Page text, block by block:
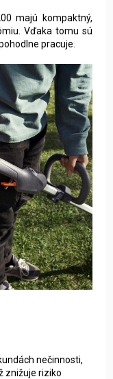
majú kompaktný,
Vďaka tomu sú
pracuje.
nečinnosti,
znižuje riziko